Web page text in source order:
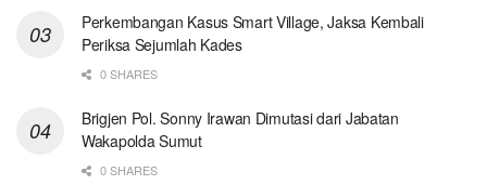
Perkembangan Kasus Smart Village, Jaksa Kembali
Periksa Sejumlah Kades
0 SHARES
Brigjen Pol. Sonny Irawan Dimutasi dari Jabatan
Wakapolda Sumut
0 SHARES